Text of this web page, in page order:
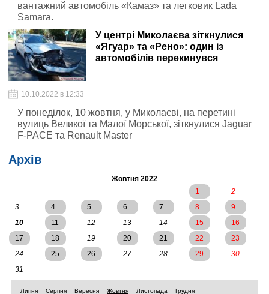
вантажний автомобіль «Камаз» та легковик Lada
Samara.
У центрі Миколаєва зіткнулися
«Ягуар» та «Рено»: один із
автомобілів перекинувся
10.10.2022 в 12:33
У понеділок, 10 жовтня, у Миколаєві, на перетині
вулиць Великої та Малої Морської, зіткнулися Jaguar
F-PACE та Renault Master
Архів
Жовтня 2022
1
2
3
4 5 6 7 8
9
10
11 12 13 14 15
16
17
18 19 20 21 22
23
24
25 26 27 28 29
30
31
Липня Серпня Вересня Жовтня Листопада Грудня